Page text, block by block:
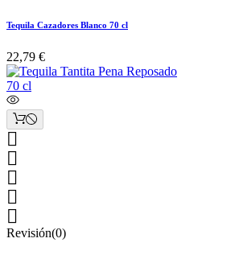
Tequila Cazadores Blanco 70 cl
22,79 €





Revisión(0)